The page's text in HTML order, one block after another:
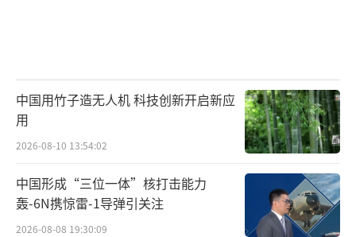
中国用竹子造无人机 科技创新开启新应
用
2026-08-10 13:54:02
中国形成“三位一体”核打击能力
轰-6N携惊雷-1导弹引关注
2026-08-08 19:30:09